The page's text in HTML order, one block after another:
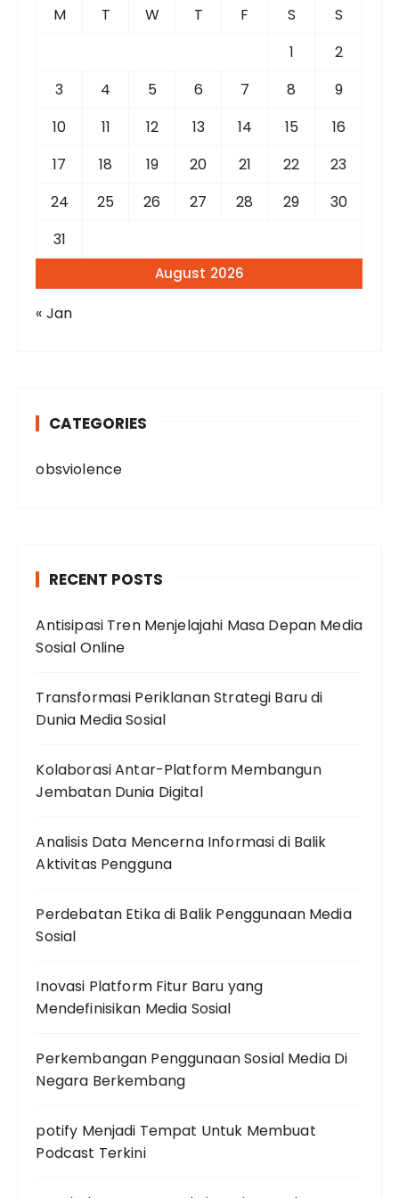
August 2026
M T W T F S
S
1
2
3
4 5 6 7 8
9
10
11 12 13 14 15
16
17
18 19 20 21 22
23
24
25 26 27 28 29
30
31
« Jan
CATEGORIES
obsviolence
RECENT POSTS
Antisipasi Tren Menjelajahi Masa Depan Media
Sosial Online
Transformasi Periklanan Strategi Baru di
Dunia Media Sosial
Kolaborasi Antar-Platform Membangun
Jembatan Dunia Digital
Analisis Data Mencerna Informasi di Balik
Aktivitas Pengguna
Perdebatan Etika di Balik Penggunaan Media
Sosial
Inovasi Platform Fitur Baru yang
Mendefinisikan Media Sosial
Perkembangan Penggunaan Sosial Media Di
Negara Berkembang
potify Menjadi Tempat Untuk Membuat
Podcast Terkini